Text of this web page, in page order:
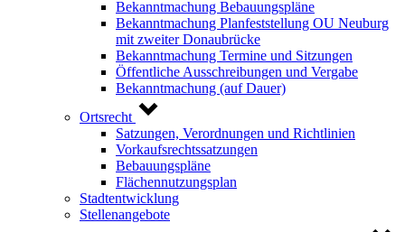
Bekanntmachung Bebauungspläne
Bekanntmachung Planfeststellung OU Neuburg
mit zweiter Donaubrücke
Bekanntmachung Termine und Sitzungen
Öffentliche Ausschreibungen und Vergabe
Bekanntmachung (auf Dauer)
Ortsrecht
Satzungen, Verordnungen und Richtlinien
Vorkaufsrechtssatzungen
Bebauungspläne
Flächennutzungsplan
Stadtentwicklung
Stellenangebote